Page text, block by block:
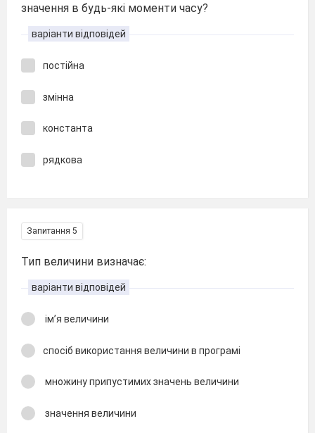
значення в будь-які моменти часу?
варіанти відповідей
постійна
змінна
константа
рядкова
Запитання 5
Тип величини визначає:
варіанти відповідей
ім’я величини
спосіб використання величини в програмі
множину припустимих значень величини
значення величини